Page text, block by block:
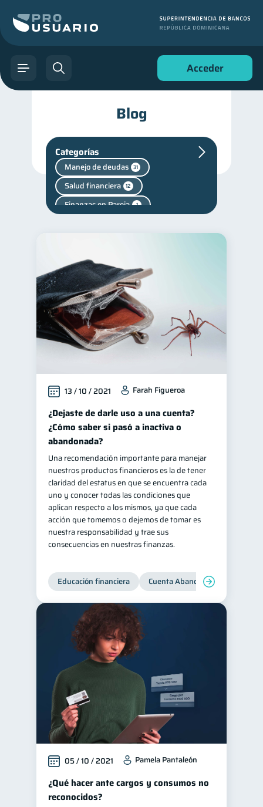
Acceder
Blog
Categorías
Manejo de deudas 31
Salud financiera 12
Finanzas en Pareja 1
Finanzas personales
Educación financiera 31
Finanzas para jóvenes
Control de deudas 30
Finanzas familiares 25
Inclusión financiera
Bienestar financiero 22
Finanzas para mujeres 20
Seguridad financiera 13
Productos financieros 11
Organización Financiera
Deudas 10
Entidad financiera 8
Préstamos 8 Ahorro 8
Consejos 6
Tarjeta de crédito 6
Ciberseguridad 5
Derechos & Deberes 4
Superintendencia de Bancos
Vacaciones 2
Cuenta Abandonada
Inversiones
Cuenta Inactiva 1
Educación Financiera
Mipymes 1
13 / 10 / 2021 Farah Figueroa
¿Dejaste de darle uso a una cuenta?
¿Cómo saber si pasó a inactiva o
abandonada?
Una recomendación importante para manejar
nuestros productos financieros es la de tener
claridad del estatus en que se encuentra cada
uno y conocer todas las condiciones que
aplican respecto a los mismos, ya que cada
acción que tomemos o dejemos de tomar es
nuestra responsabilidad y trae sus
consecuencias en nuestras finanzas.
Educación financiera Cuenta Abandonada
05 / 10 / 2021 Pamela Pantaleón
¿Qué hacer ante cargos y consumos no
reconocidos?